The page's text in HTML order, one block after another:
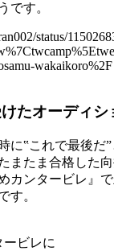
です。
status/
wakaikoro%2F
たオーディシ
に‟これで最後だ
またま合格した
カンタービレ』
す。
ビレに